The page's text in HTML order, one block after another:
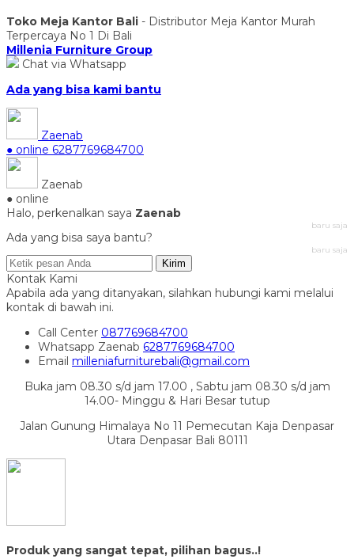
Toko Meja Kantor Bali - Distributor Meja Kantor Murah
Terpercaya No 1 Di Bali
Millenia Furniture Group
Chat via Whatsapp
Ada yang bisa kami bantu
Zaenab
● online 6287769684700
Zaenab
● online
Halo, perkenalkan saya Zaenab
baru saja
Ada yang bisa saya bantu?
baru saja
Kirim
Kontak Kami
Apabila ada yang ditanyakan, silahkan hubungi kami melalui
kontak di bawah ini.
Call Center 087769684700
Whatsapp Zaenab 6287769684700
Email milleniafurniturebali@gmail.com
Buka jam 08.30 s/d jam 17.00 , Sabtu jam 08.30 s/d jam
14.00- Minggu & Hari Besar tutup
Jalan Gunung Himalaya No 11 Pemecutan Kaja Denpasar
Utara Denpasar Bali 80111
Produk yang sangat tepat, pilihan bagus..!